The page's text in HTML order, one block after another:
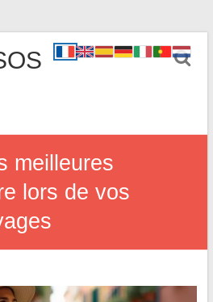
meilleures
lors de vos